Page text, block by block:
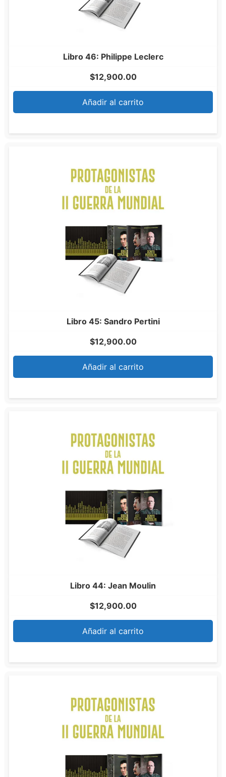
Libro 46: Philippe Leclerc
$12,900.00
Añadir al carrito
Libro 45: Sandro Pertini
$12,900.00
Añadir al carrito
Libro 44: Jean Moulin
$12,900.00
Añadir al carrito